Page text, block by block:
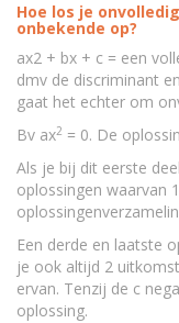
Hoe los je
onbekende op?
ax2 + bx + c = een
dmv de discriminant
gaat het echter om
Bv ax2 = 0. De
Als je bij dit eerste
oplossingen waarvan
Een derde en laatste
je ook altijd 2
ervan. Tenzij de c
oplossing.